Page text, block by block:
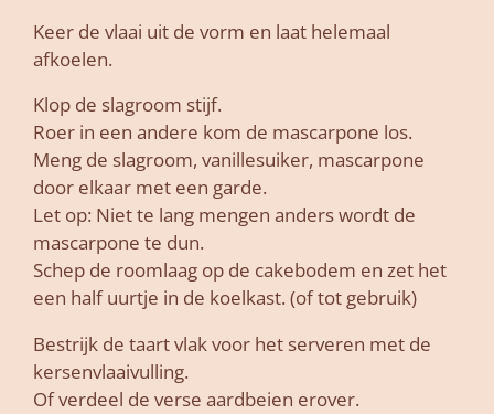
Keer de vlaai uit de vorm en laat helemaal
afkoelen.
Klop de slagroom stijf.
Roer in een andere kom de mascarpone los.
Meng de slagroom, vanillesuiker, mascarpone
door elkaar met een garde.
Let op: Niet te lang mengen anders wordt de
mascarpone te dun.
Schep de roomlaag op de cakebodem en zet het
een half uurtje in de koelkast. (of tot gebruik)
Bestrijk de taart vlak voor het serveren met de
kersenvlaaivulling.
Of verdeel de verse aardbeien erover.